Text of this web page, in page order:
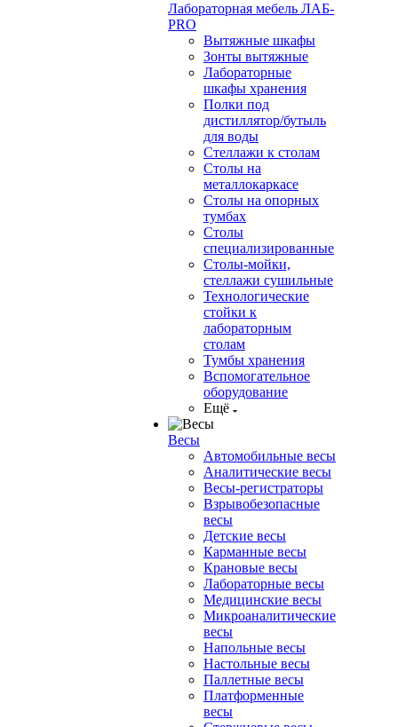
Лабораторная мебель ЛАБ-
PRO
Вытяжные шкафы
Зонты вытяжные
Лабораторные
шкафы хранения
Полки под
дистиллятор/бутыль
для воды
Стеллажи к столам
Столы на
металлокаркасе
Столы на опорных
тумбах
Столы
специализированные
Столы-мойки,
стеллажи сушильные
Технологические
стойки к
лабораторным
столам
Тумбы хранения
Вспомогательное
оборудование
Ещё
Весы
Автомобильные весы
Аналитические весы
Весы-регистраторы
Взрывобезопасные
весы
Детские весы
Карманные весы
Крановые весы
Лабораторные весы
Медицинские весы
Микроаналитические
весы
Напольные весы
Настольные весы
Паллетные весы
Платформенные
весы